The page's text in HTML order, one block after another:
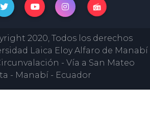
2020, Todos los derechos
Laica Eloy Alfaro de Manabí
- Vía a San Mateo
- Manabí - Ecuador